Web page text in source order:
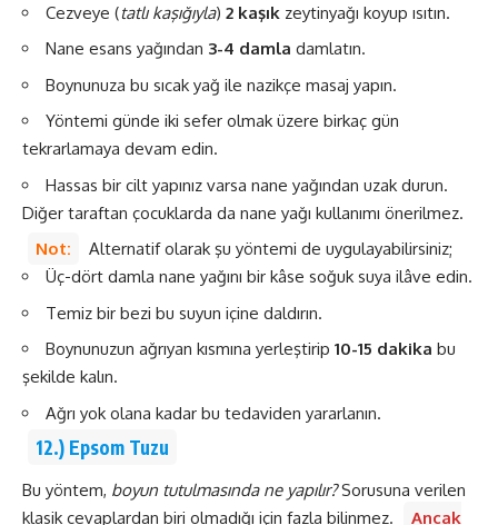
Cezveye (tatlı kaşığıyla) 2 kaşık zeytinyağı koyup ısıtın.
Nane esans yağından 3-4 damla damlatın.
Boynunuza bu sıcak yağ ile nazikçe masaj yapın.
Yöntemi günde iki sefer olmak üzere birkaç gün
tekrarlamaya devam edin.
Hassas bir cilt yapınız varsa nane yağından uzak durun.
Diğer taraftan çocuklarda da nane yağı kullanımı önerilmez.
Not:
Alternatif olarak şu yöntemi de uygulayabilirsiniz;
Üç-dört damla nane yağını bir kâse soğuk suya ilâve edin.
Temiz bir bezi bu suyun içine daldırın.
Boynunuzun ağrıyan kısmına yerleştirip 10-15 dakika bu
şekilde kalın.
Ağrı yok olana kadar bu tedaviden yararlanın.
12.) Epsom Tuzu
Bu yöntem, boyun tutulmasında ne yapılır?Sorusuna verilen
klasik cevaplardan biri olmadığı için fazla bilinmez.
Ancak